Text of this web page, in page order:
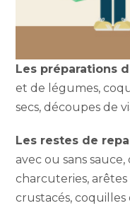
Les préparations
et de légumes,
secs, découpes de
Les restes de
avec ou sans
charcuteries, arêtes
crustacés, coquilles